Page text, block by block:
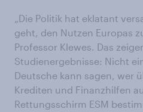
„Die Politik hat eklatant
geht, den Nutzen Europas
Professor Klewes. Das
Studienergebnisse: Nicht
Deutsche kann sagen, wer
Krediten und Finanzhilfen
Rettungsschirm ESM